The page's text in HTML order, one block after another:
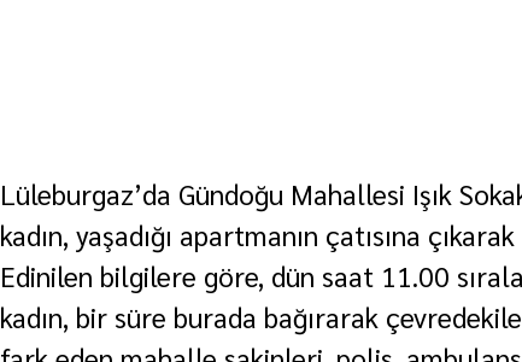
Lüleburgaz’da Gündoğu Mahallesi Işık
kadın, yaşadığı apartmanın çatısına
Edinilen bilgilere göre, dün saat 11.00
kadın, bir süre burada bağırarak